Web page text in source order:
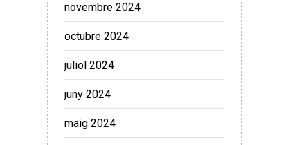
novembre 2024
octubre 2024
juliol 2024
juny 2024
maig 2024